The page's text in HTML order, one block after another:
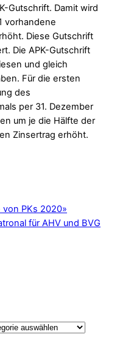
Gutschrift. Damit wird
vorhandene
Diese Gutschrift
Die APK-Gutschrift
und gleich
Für die ersten
des
per 31. Dezember
um je die Hälfte der
Zinsertrag erhöht.
PKs 2020»
für AHV und BVG